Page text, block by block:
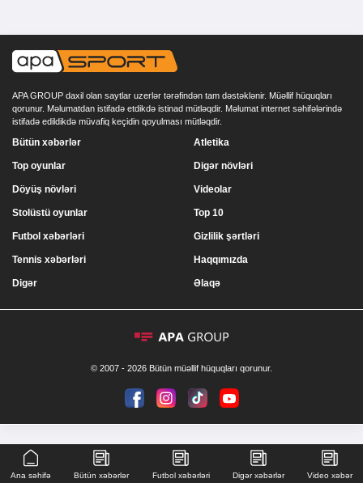
APA GROUP daxil olan saytlar uzerlər tərəfindən tam dəstəklənir. Müəllif hüquqları
qorunur. Məlumatdan istifadə etdikdə istinad mütləqdir. Məlumat internet səhifələrində
istifadə edildikdə müvafiq keçidin qoyulması mütləqdir.
Bütün xəbərlər
Top oyunlar
Döyüş növləri
Stolüstü oyunlar
Atletika
Digər növləri
Videolar
Top 10
Futbol xəbərləri
Tennis xəbərləri
Digər
Gizlilik şərtləri
Haqqımızda
Əlaqə
© 2007 - 2026 Bütün müəllif hüquqları qorunur.
Ana səhifə Bütün xəbərlər Futbol xəbərləri Digər xəbərlər Video xəbər